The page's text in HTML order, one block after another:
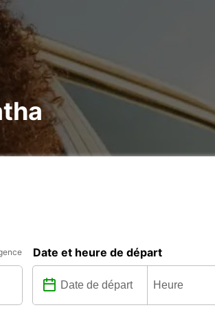
Date et heure de départ